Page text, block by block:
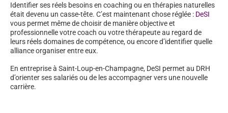
Identifier ses réels besoins en coaching ou en thérapies naturelles
était devenu un casse-tête. C’est maintenant chose réglée : DeSI
vous permet même de choisir de manière objective et
professionnelle votre coach ou votre thérapeute au regard de
leurs réels domaines de compétence, ou encore d’identifier quelle
alliance organiser entre eux.
En entreprise à Saint-Loup-en-Champagne, DeSI permet au DRH
d’orienter ses salariés ou de les accompagner vers une nouvelle
carrière.